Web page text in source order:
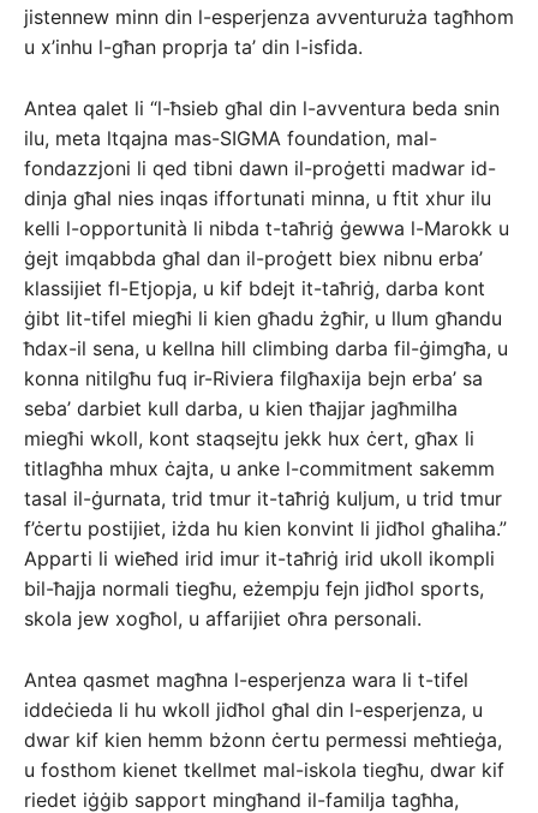
jistennew minn din l-esperjenza avventuruża tagħhom
u x’inhu l-għan proprja ta’ din l-isfida.
Antea qalet li “l-ħsieb għal din l-avventura beda snin
ilu, meta ltqajna mas-SIGMA foundation, mal-
fondazzjoni li qed tibni dawn il-proġetti madwar id-
dinja għal nies inqas iffortunati minna, u ftit xhur ilu
kelli l-opportunità li nibda t-taħriġ ġewwa l-Marokk u
ġejt imqabbda għal dan il-proġett biex nibnu erba’
klassijiet fl-Etjopja, u kif bdejt it-taħriġ, darba kont
ġibt lit-tifel miegħi li kien għadu żgħir, u llum għandu
ħdax-il sena, u kellna hill climbing darba fil-ġimgħa, u
konna nitilgħu fuq ir-Riviera filgħaxija bejn erba’ sa
seba’ darbiet kull darba, u kien tħajjar jagħmilha
miegħi wkoll, kont staqsejtu jekk hux ċert, għax li
titlagħha mhux ċajta, u anke l-commitment sakemm
tasal il-ġurnata, trid tmur it-taħriġ kuljum, u trid tmur
f’ċertu postijiet, iżda hu kien konvint li jidħol għaliha.”
Apparti li wieħed irid imur it-taħriġ irid ukoll ikompli
bil-ħajja normali tiegħu, eżempju fejn jidħol sports,
skola jew xogħol, u affarijiet oħra personali.
Antea qasmet magħna l-esperjenza wara li t-tifel
iddeċieda li hu wkoll jidħol għal din l-esperjenza, u
dwar kif kien hemm bżonn ċertu permessi meħtieġa,
u fosthom kienet tkellmet mal-iskola tiegħu, dwar kif
riedet iġġib sapport mingħand il-familja tagħha,